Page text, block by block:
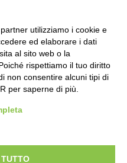
utilizziamo i cookie e
ed elaborare i dati
al sito web o la
rispettiamo il tuo diritto
non consentire alcuni tipi di
per saperne di più.